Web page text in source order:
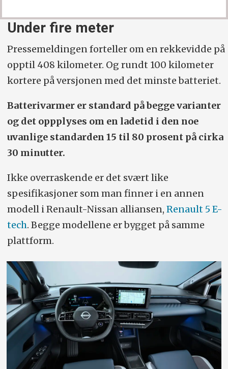
Under fire meter
Pressemeldingen forteller om en rekkevidde på
opptil 408 kilometer. Og rundt 100 kilometer
kortere på versjonen med det minste batteriet.
Batterivarmer er standard på begge varianter
og det oppplyses om en ladetid i den noe
uvanlige standarden 15 til 80 prosent på cirka
30 minutter.
Ikke overraskende er det svært like
spesifikasjoner som man finner i en annen
modell i Renault-Nissan alliansen, Renault 5 E-
tech. Begge modellene er bygget på samme
plattform.